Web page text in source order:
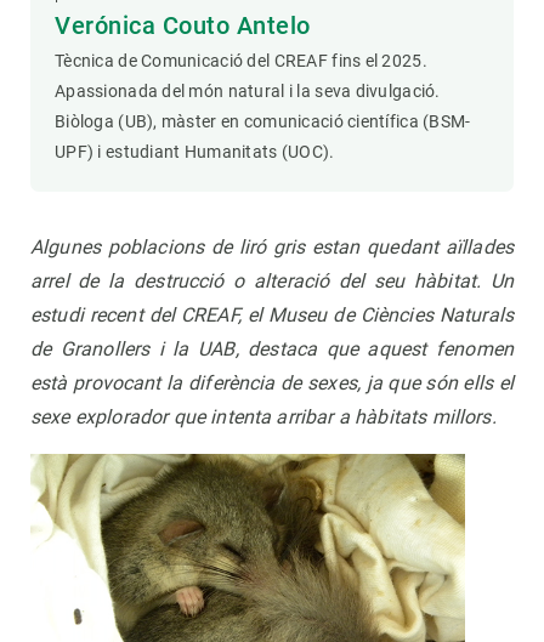
Verónica Couto Antelo
Tècnica de Comunicació del CREAF fins el 2025.
Apassionada del món natural i la seva divulgació.
Biòloga (UB), màster en comunicació científica (BSM-
UPF) i estudiant Humanitats (UOC).
Algunes poblacions de liró gris estan quedant aïllades
arrel de la destrucció o alteració del seu hàbitat. Un
estudi recent del CREAF, el Museu de Ciències Naturals
de Granollers i la UAB, destaca que aquest fenomen
està provocant la diferència de sexes, ja que són ells el
sexe explorador que intenta arribar a hàbitats millors.